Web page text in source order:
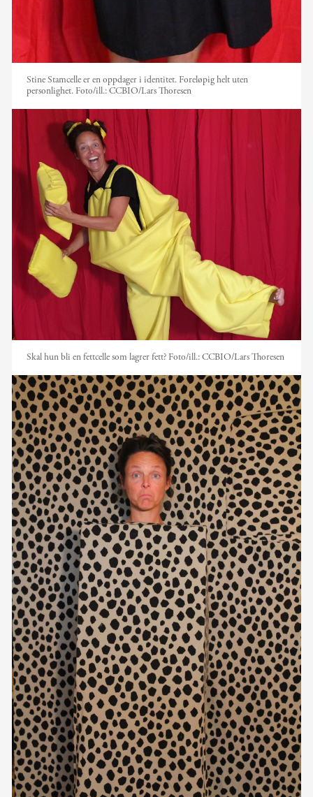
Stine Stamcelle er en oppdager i identitet. Foreløpig helt uten
personlighet. Foto/ill.:CCBIO/Lars Thoresen
Skal hun bli en fettcelle som lagrer fett? Foto/ill.:CCBIO/Lars Thoresen